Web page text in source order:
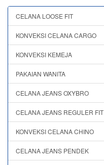
CELANA LOOSE FIT
KONVEKSI CELANA CARGO
KONVEKSI KEMEJA
PAKAIAN WANITA
CELANA JEANS OXYBRO
CELANA JEANS REGULER FIT
KONVEKSI CELANA CHINO
CELANA JEANS PENDEK